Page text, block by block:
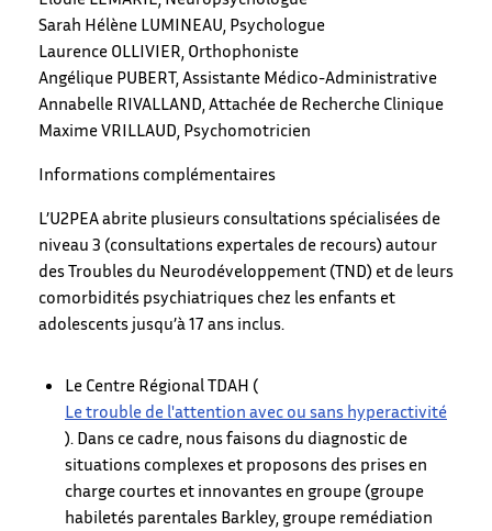
Sarah Hélène LUMINEAU, Psychologue
Laurence OLLIVIER, Orthophoniste
Angélique PUBERT, Assistante Médico-Administrative
Annabelle RIVALLAND, Attachée de Recherche Clinique
Maxime VRILLAUD, Psychomotricien
Informations complémentaires
L’U2PEA abrite plusieurs consultations spécialisées de
niveau 3 (consultations expertales de recours) autour
des Troubles du Neurodéveloppement (TND) et de leurs
comorbidités psychiatriques chez les enfants et
adolescents jusqu’à 17 ans inclus.
Le Centre Régional TDAH (
Le trouble de l'attention avec ou sans hyperactivité
). Dans ce cadre, nous faisons du diagnostic de
situations complexes et proposons des prises en
charge courtes et innovantes en groupe (groupe
habiletés parentales Barkley, groupe remédiation